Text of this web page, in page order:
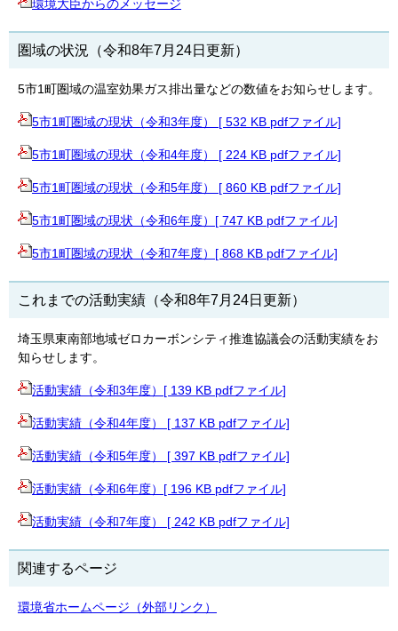
環境大臣からのメッセージ
圏域の状況（令和8年7月24日更新）
5市1町圏域の温室効果ガス排出量などの数値をお知らせします。
5市1町圏域の現状（令和3年度） [ 532 KB pdfファイル]
5市1町圏域の現状（令和4年度） [ 224 KB pdfファイル]
5市1町圏域の現状（令和5年度） [ 860 KB pdfファイル]
5市1町圏域の現状（令和6年度）[ 747 KB pdfファイル]
5市1町圏域の現状（令和7年度）[ 868 KB pdfファイル]
これまでの活動実績（令和8年7月24日更新）
埼玉県東南部地域ゼロカーボンシティ推進協議会の活動実績をお
知らせします。
活動実績（令和3年度）[ 139 KB pdfファイル]
活動実績（令和4年度） [ 137 KB pdfファイル]
活動実績（令和5年度） [ 397 KB pdfファイル]
活動実績（令和6年度）[ 196 KB pdfファイル]
活動実績（令和7年度） [ 242 KB pdfファイル]
関連するページ
環境省ホームページ（外部リンク）